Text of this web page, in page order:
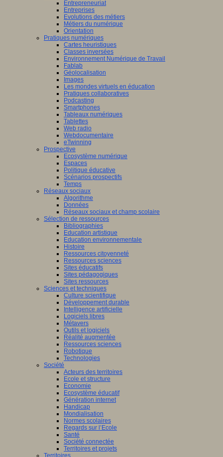
Entrepreneuriat
Entreprises
Evolutions des métiers
Métiers du numérique
Orientation
Pratiques numériques
Cartes heuristiques
Classes inversées
Environnement Numérique de Travail
Fablab
Géolocalisation
Images
Les mondes virtuels en éducation
Pratiques collaboratives
Podcasting
Smartphones
Tableaux numériques
Tablettes
Web radio
Webdocumentaire
eTwinning
Prospective
Ecosystème numérique
Espaces
Politique éducative
Scénarios prospectifs
Temps
Réseaux sociaux
Algorithme
Données
Réseaux sociaux et champ scolaire
Sélection de ressources
Bibliographies
Education artistique
Education environnementale
Histoire
Ressources citoyenneté
Ressources sciences
Sites éducatifs
Sites pédagogiques
Sites ressources
Sciences et techniques
Culture scientifique
Développement durable
Intelligence artificielle
Logiciels libres
Métavers
Outils et logiciels
Réalité augmentée
Ressources sciences
Robotique
Technologies
Société
Acteurs des territoires
Ecole et structure
Economie
Ecosystème éducatif
Génération internet
Handicap
Mondialisation
Normes scolaires
Regards sur l’Ecole
Santé
Société connectée
Territoires et projets
Territoires